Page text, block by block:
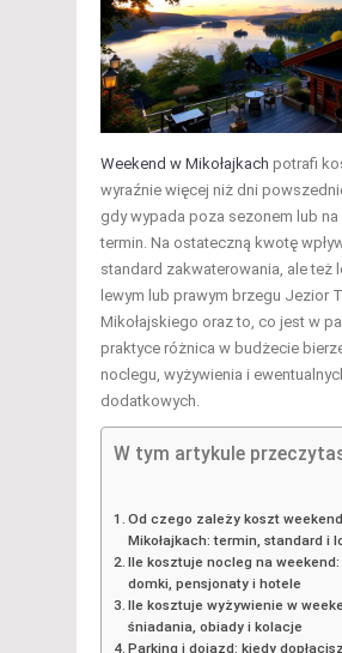
Weekend w Mikołajkach potrafi
wyraźnie więcej niż dni
gdy wypada poza sezonem lub
termin. Na ostateczną kwotę
standard zakwaterowania, ale też
lewym lub prawym brzegu Jezior
Mikołajskiego oraz to, co jest w
praktyce różnica w budżecie
noclegu, wyżywienia i
dodatkowych.
W tym artykule
Od czego zależy koszt
Mikołajkach: termin, standard i
Ile kosztuje nocleg na weekend:
domki, pensjonaty i hotele
Ile kosztuje wyżywienie w
śniadania, obiady i kolacje
Parking i dojazd: kiedy